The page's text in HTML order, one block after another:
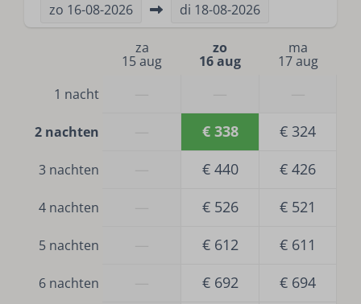
zo 16-08-2026 di 18-08-2026
za
15 aug
zo
16 aug
ma
17 aug
1 nacht
2 nachten € 338 € 324
3 nachten € 440 € 426
4 nachten € 526 € 521
5 nachten € 612 € 611
6 nachten € 692 € 694